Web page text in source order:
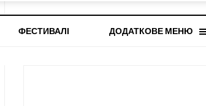
ДОДАТКОВЕ МЕНЮ
ФЕСТИВАЛІ